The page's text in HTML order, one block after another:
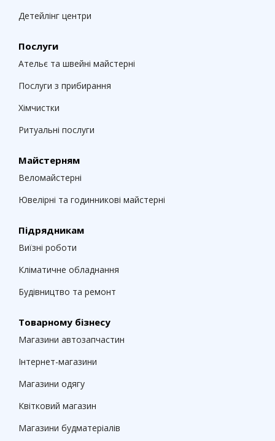
Детейлінг центри
Послуги
Ательє та швейні майстерні
Послуги з прибирання
Хімчистки
Ритуальні послуги
Майстерням
Веломайстерні
Ювелірні та годинникові майстерні
Підрядникам
Виїзні роботи
Кліматичне обладнання
Будівництво та ремонт
Товарному бізнесу
Магазини автозапчастин
Інтернет-магазини
Магазини одягу
Квітковий магазин
Магазини будматеріалів